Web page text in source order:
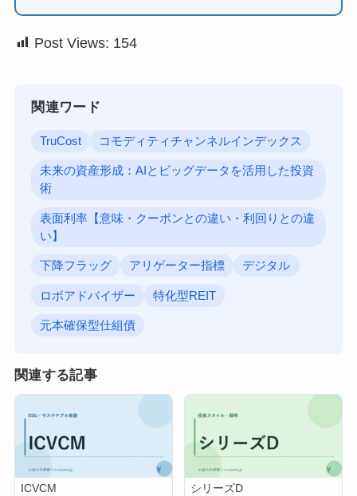
Post Views: 154
関連ワード
TruCost コモディティチャンネルインデックス
未来の資産形成：AIとビッグデータを活用した投資
術
表面利率【意味・クーポンとの違い・利回りとの違
い】
下降フラッグ アリゲーター指標 デジタル
ロボアドバイザー 特化型REIT
元本確保型仕組債
関連する記事
ICVCM シリーズD